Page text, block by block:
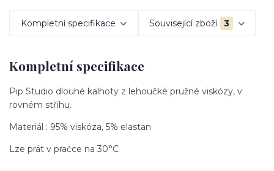
Kompletní specifikace Související zboží 3
Kompletní specifikace
Pip Studio dlouhé kalhoty z lehoučké pružné viskózy, v
rovném střihu.
Materiál : 95% viskóza, 5% elastan
Lze prát v pračce na 30°C